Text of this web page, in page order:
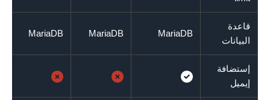
قاعدة
البيانات
MariaDB
MariaDB
MariaDB
إستضافة
إيميل